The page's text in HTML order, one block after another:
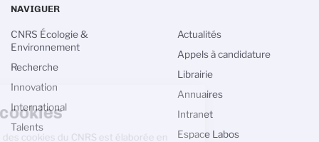
NAVIGUER
CNRS Écologie &
Environnement
Recherche
Innovation
International
Talents
Actualités
Appels à candidature
Librairie
Annuaires
Intranet
Espace Labos
Gestion des cookies
La politique de gestion des cookies du
CNRS est élaborée en adéquation avec sa